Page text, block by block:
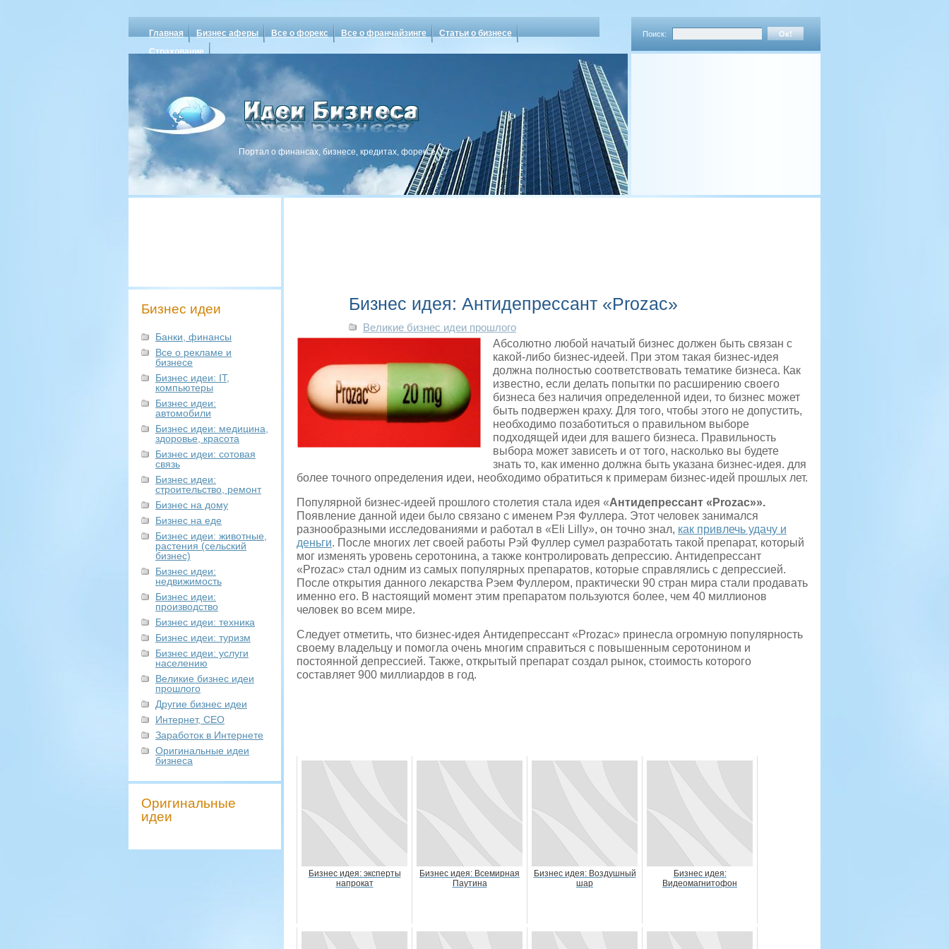
Главная Бизнес аферы Все о форекс Все о франчайзинге
Статьи о бизнесе
Страхование
Поиск:
Портал о финансах, бизнесе, кредитах, форексе
Бизнес идеи
Банки, финансы
Все о рекламе и
бизнесе
Бизнес идеи: IT,
компьютеры
Бизнес идеи:
автомобили
Бизнес идеи: медицина,
здоровье, красота
Бизнес идеи: сотовая
связь
Бизнес идеи:
строительство, ремонт
Бизнес на дому
Бизнес на еде
Бизнес идеи: животные,
растения (сельский
бизнес)
Бизнес идеи:
недвижимость
Бизнес идеи:
производство
Бизнес идеи: техника
Бизнес идеи: туризм
Бизнес идеи: услуги
населению
Великие бизнес идеи
прошлого
Другие бизнес идеи
Интернет, СЕО
Заработок в Интернете
Оригинальные идеи
бизнеса
Оригинальные
идеи
Бизнес идея: Антидепрессант «Prozac»
Великие бизнес идеи прошлого
Абсолютно любой начатый бизнес должен быть связан с
какой-либо бизнес-идеей. При этом такая бизнес-идея
должна полностью соответствовать тематике бизнеса. Как
известно, если делать попытки по расширению своего
бизнеса без наличия определенной идеи, то бизнес может
быть подвержен краху. Для того, чтобы этого не допустить,
необходимо позаботиться о правильном выборе
подходящей идеи для вашего бизнеса. Правильность
выбора может зависеть и от того, насколько вы будете
знать то, как именно должна быть указана бизнес-идея. для
более точного определения идеи, необходимо обратиться к примерам бизнес-идей прошлых лет.
Популярной бизнес-идеей прошлого столетия стала идея «Антидепрессант «Prozac»».
Появление данной идеи было связано с именем Рэя Фуллера. Этот человек занимался
разнообразными исследованиями и работал в «Eli Lilly», он точно знал, как привлечь удачу и
деньги. После многих лет своей работы Рэй Фуллер сумел разработать такой препарат, который
мог изменять уровень серотонина, а также контролировать депрессию. Антидепрессант
«Prozac» стал одним из самых популярных препаратов, которые справлялись с депрессией.
После открытия данного лекарства Рэем Фуллером, практически 90 стран мира стали продавать
именно его. В настоящий момент этим препаратом пользуются более, чем 40 миллионов
человек во всем мире.
Следует отметить, что бизнес-идея Антидепрессант «Prozac» принесла огромную популярность
своему владельцу и помогла очень многим справиться с повышенным серотонином и
постоянной депрессией. Также, открытый препарат создал рынок, стоимость которого
составляет 900 миллиардов в год.
Бизнес идея: эксперты
напрокат
Бизнес идея: Всемирная
Паутина
Бизнес идея: Воздушный
шар
Бизнес идея:
Видеомагнитофон